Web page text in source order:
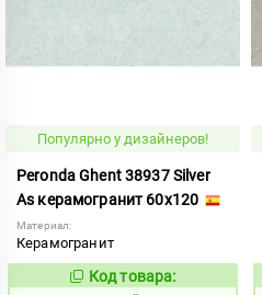
Популярно у дизайнеров!
Peronda Ghent 38937 Silver
As керамогранит 60x120
Материал:
Керамогранит
1002799
Код товара: